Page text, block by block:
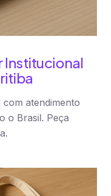
Institucional
atendimento
o Brasil. Peça